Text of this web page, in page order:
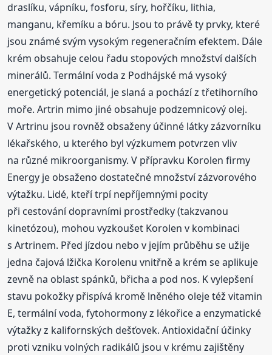
draslíku, vápníku, fosforu, síry, hořčíku, lithia,
manganu, křemíku a bóru. Jsou to právě ty prvky, které
jsou známé svým vysokým regeneračním efektem. Dále
krém obsahuje celou řadu stopových množství dalších
minerálů. Termální voda z Podhájské má vysoký
energetický potenciál, je slaná a pochází z třetihorního
moře. Artrin mimo jiné obsahuje podzemnicový olej.
V Artrinu jsou rovněž obsaženy účinné látky zázvorníku
lékařského, u kterého byl výzkumem potvrzen vliv
na různé mikroorganismy. V přípravku Korolen firmy
Energy je obsaženo dostatečné množství zázvorového
výtažku. Lidé, kteří trpí nepříjemnými pocity
při cestování dopravními prostředky (takzvanou
kinetózou), mohou vyzkoušet Korolen v kombinaci
s Artrinem. Před jízdou nebo v jejím průběhu se užije
jedna čajová lžička Korolenu vnitřně a krém se aplikuje
zevně na oblast spánků, břicha a pod nos. K vylepšení
stavu pokožky přispívá kromě lněného oleje též vitamin
E, termální voda, fytohormony z lékořice a enzymatické
výtažky z kalifornských dešťovek. Antioxidační účinky
proti vzniku volných radikálů jsou v krému zajištěny